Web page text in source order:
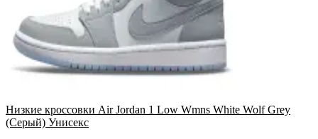
Низкие кроссовки Air Jordan 1 Low Wmns White Wolf Grey
(Серый) Унисекс